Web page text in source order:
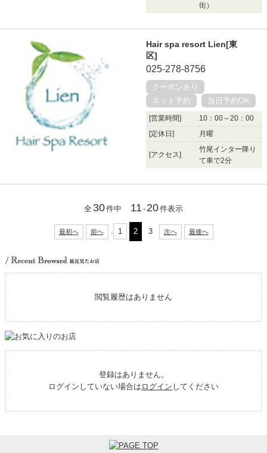
街）
Hair spa resort Lien[東
区]
025-278-8756
クーポンあり
ネット予約
当日予約OK
[営業時間]
10：00～20：00
[定休日]
月曜
[アクセス]
竹尾インター降り
て車で2分
全 30件中 11 - 20件表示
最初へ 前へ 1 2 3 次へ 最後へ
閲覧履歴はありません
登録はありません。
ログインしていない場合は ログイン してください